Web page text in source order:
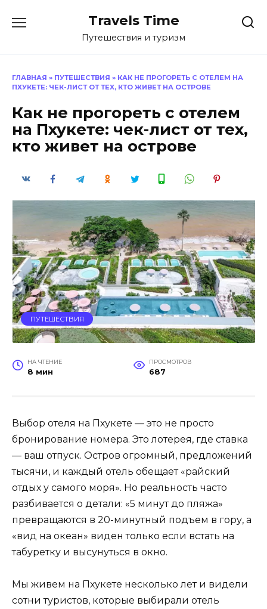
Travels Time
Путешествия и туризм
ГЛАВНАЯ » ПУТЕШЕСТВИЯ » КАК НЕ ПРОГОРЕТЬ С ОТЕЛЕМ НА
ПХУКЕТЕ: ЧЕК-ЛИСТ ОТ ТЕХ, КТО ЖИВЕТ НА ОСТРОВЕ
Как не прогореть с отелем
на Пхукете: чек-лист от тех,
кто живет на острове
ПУТЕШЕСТВИЯ
НА ЧТЕНИЕ
8 мин
ПРОСМОТРОВ
687
Выбор отеля на Пхукете — это не просто
бронирование номера. Это лотерея, где ставка
— ваш отпуск. Остров огромный, предложений
тысячи, и каждый отель обещает «райский
отдых у самого моря». Но реальность часто
разбивается о детали: «5 минут до пляжа»
превращаются в 20-минутный подъем в гору, а
«вид на океан» виден только если встать на
табуретку и высунуться в окно.
Мы живем на Пхукете несколько лет и видели
сотни туристов, которые выбирали отель